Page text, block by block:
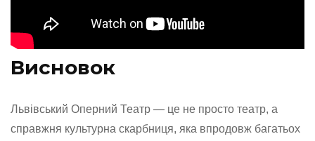
Висновок
Львівський Оперний Театр — це не просто театр, а
справжня культурна скарбниця, яка впродовж багатьох